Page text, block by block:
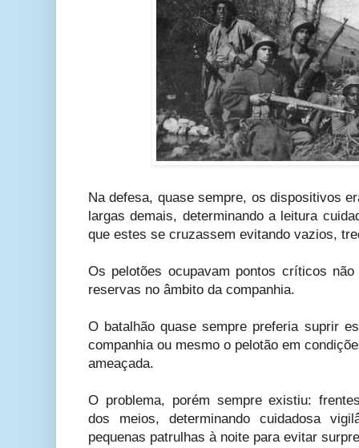
Na defesa, quase sempre, os dispositivos
largas demais, determinando a leitura
que estes se cruzassem evitando vazios,
Os pelotões ocupavam pontos críticos
reservas no âmbito da companhia.
O batalhão quase sempre preferia suprir
companhia ou mesmo o pelotão em
ameaçada.
O problema, porém sempre existiu:
dos meios, determinando cuidadosa
pequenas patrulhas à noite para evitar